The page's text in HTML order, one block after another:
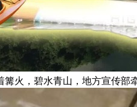
篝火，碧水青山，地方宣传部